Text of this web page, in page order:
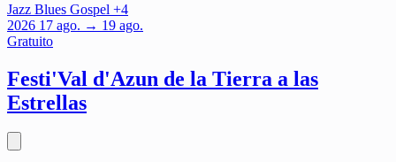
Jazz Blues Gospel +4
2026 17 ago. → 19 ago.
Gratuito
Festi'Val d'Azun de la Tierra a las
Estrellas